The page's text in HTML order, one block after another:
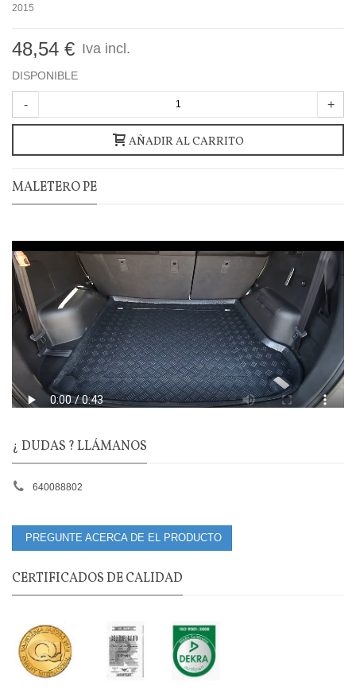
2015
48,54 € Iva incl.
DISPONIBLE
- +
AÑADIR AL CARRITO
MALETERO PE
¿ DUDAS ? LLÁMANOS
640088802
PREGUNTE ACERCA DE EL PRODUCTO
CERTIFICADOS DE CALIDAD